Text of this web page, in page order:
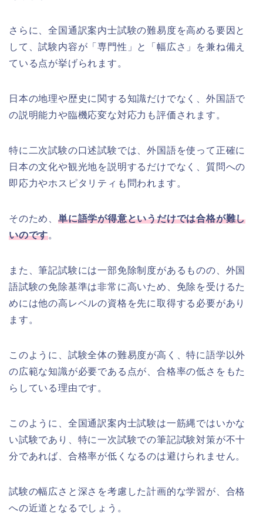
さらに、全国通訳案内士試験の難易度を高める要因と
して、試験内容が「専門性」と「幅広さ」を兼ね備え
ている点が挙げられます。
日本の地理や歴史に関する知識だけでなく、外国語で
の説明能力や臨機応変な対応力も評価されます。
特に二次試験の口述試験では、外国語を使って正確に
日本の文化や観光地を説明するだけでなく、質問への
即応力やホスピタリティも問われます。
そのため、 単に語学が得意というだけでは合格が難し
いのです。
また、筆記試験には一部免除制度があるものの、外国
語試験の免除基準は非常に高いため、免除を受けるた
めには他の高レベルの資格を先に取得する必要があり
ます。
このように、試験全体の難易度が高く、特に語学以外
の広範な知識が必要である点が、合格率の低さをもた
らしている理由です。
このように、全国通訳案内士試験は一筋縄ではいかな
い試験であり、特に一次試験での筆記試験対策が不十
分であれば、合格率が低くなるのは避けられません。
試験の幅広さと深さを考慮した計画的な学習が、合格
への近道となるでしょう。